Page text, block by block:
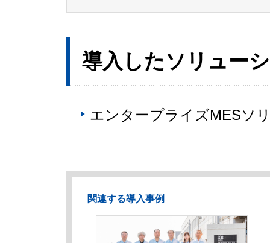
導入したソリュー
エンタープライズMESソ
関連する導入事例